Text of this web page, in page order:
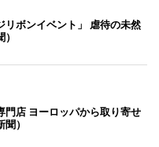
リボンイベント」 虐待の未然
門店 ヨーロッパから取り寄せ
）